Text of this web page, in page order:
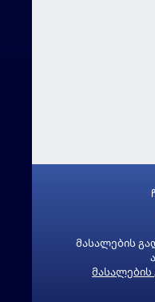
მასალების
მასალების